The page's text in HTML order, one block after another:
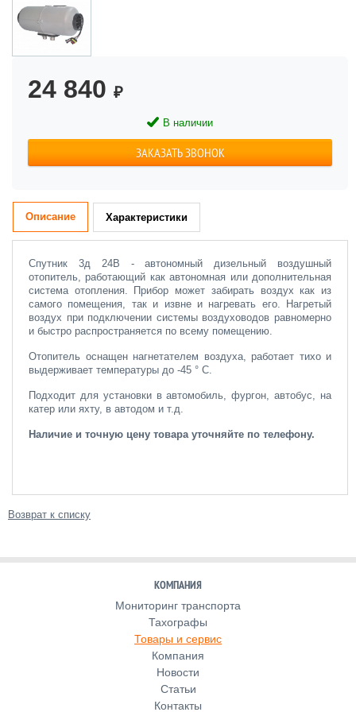
24 840 ₽
В наличии
ЗАКАЗАТЬ ЗВОНОК
Описание Характеристики
Спутник 3д 24В - автономный дизельный воздушный
отопитель, работающий как автономная или дополнительная
система отопления. Прибор может забирать воздух как из
самого помещения, так и извне и нагревать его. Нагретый
воздух при подключении системы воздуховодов равномерно
и быстро распространяется по всему помещению.
Отопитель оснащен нагнетателем воздуха, работает тихо и
выдерживает температуры до -45 ° C.
Подходит для установки в автомобиль, фургон, автобус, на
катер или яхту, в автодом и т.д.
Наличие и точную цену товара уточняйте по телефону.
Возврат к списку
КОМПАНИЯ
Мониторинг транспорта
Тахографы
Товары и сервис
Компания
Новости
Статьи
Контакты